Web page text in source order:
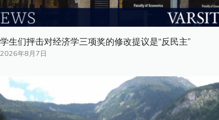
学生们抨击对经济学三项奖的修改提议是“反民主”
2026年8月7日